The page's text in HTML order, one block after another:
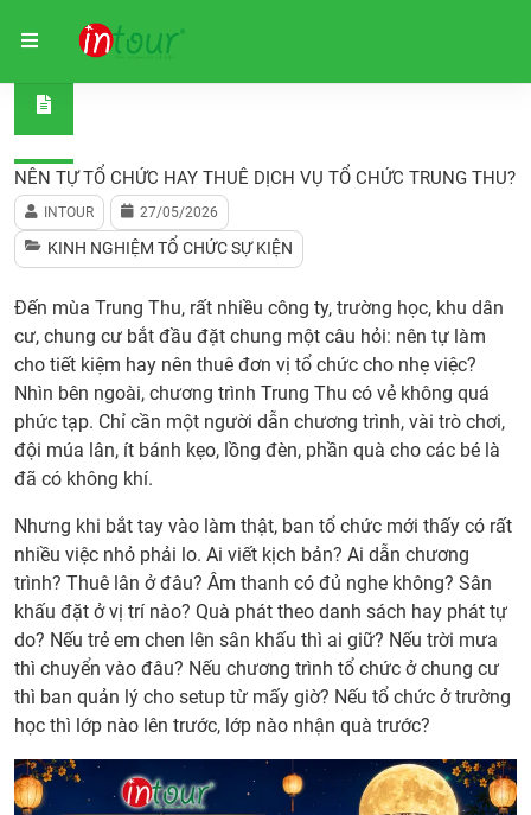
Trang chủ Kinh Nghiệm Tổ Chức Sự Kiện
NÊN TỰ TỔ CHỨC HAY THUÊ DỊCH VỤ TỔ CHỨC TRUNG THU?
INTOUR 27/05/2026
KINH NGHIỆM TỔ CHỨC SỰ KIỆN
Đến mùa Trung Thu, rất nhiều công ty, trường học, khu dân
cư, chung cư bắt đầu đặt chung một câu hỏi: nên tự làm
cho tiết kiệm hay nên thuê đơn vị tổ chức cho nhẹ việc?
Nhìn bên ngoài, chương trình Trung Thu có vẻ không quá
phức tạp. Chỉ cần một người dẫn chương trình, vài trò chơi,
đội múa lân, ít bánh kẹo, lồng đèn, phần quà cho các bé là
đã có không khí.
Nhưng khi bắt tay vào làm thật, ban tổ chức mới thấy có rất
nhiều việc nhỏ phải lo. Ai viết kịch bản? Ai dẫn chương
trình? Thuê lân ở đâu? Âm thanh có đủ nghe không? Sân
khấu đặt ở vị trí nào? Quà phát theo danh sách hay phát tự
do? Nếu trẻ em chen lên sân khấu thì ai giữ? Nếu trời mưa
thì chuyển vào đâu? Nếu chương trình tổ chức ở chung cư
thì ban quản lý cho setup từ mấy giờ? Nếu tổ chức ở trường
học thì lớp nào lên trước, lớp nào nhận quà trước?